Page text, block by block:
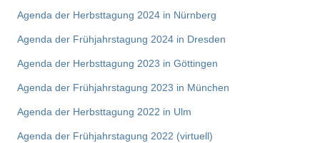
Agenda der Herbsttagung 2024 in Nürnberg
Agenda der Frühjahrstagung 2024 in Dresden
Agenda der Herbsttagung 2023 in Göttingen
Agenda der Frühjahrstagung 2023 in München
Agenda der Herbsttagung 2022 in Ulm
Agenda der Frühjahrstagung 2022 (virtuell)